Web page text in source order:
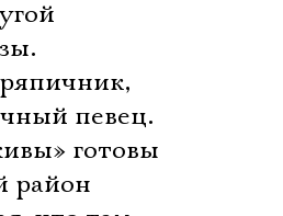

певец.
готовы
район